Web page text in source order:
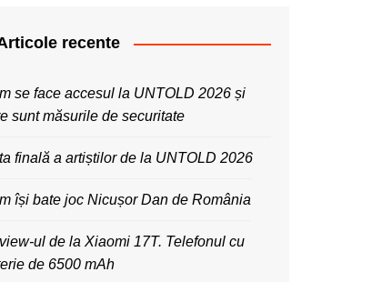
recente
se face accesul la UNTOLD 2026 și
sunt măsurile de securitate
finală a artiștilor de la UNTOLD 2026
își bate joc Nicușor Dan de România
ul de la Xiaomi 17T. Telefonul cu
de 6500 mAh